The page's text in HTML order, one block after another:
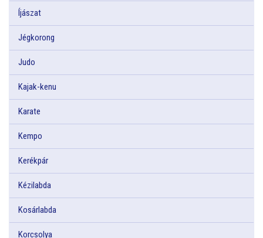
Íjászat
Jégkorong
Judo
Kajak-kenu
Karate
Kempo
Kerékpár
Kézilabda
Kosárlabda
Korcsolya